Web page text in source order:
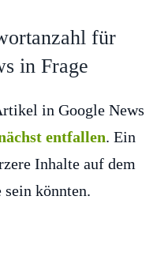
für
in Frage
in Google News
entfallen. Ein
Inhalte auf dem
sein könnten.